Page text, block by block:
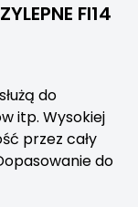
FI14
do
itp. Wysokiej
przez cały
do